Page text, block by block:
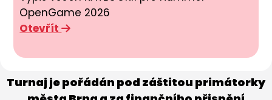
OpenGame 2026
Otevřít
Turnaj je pořádán pod záštitou primátorky